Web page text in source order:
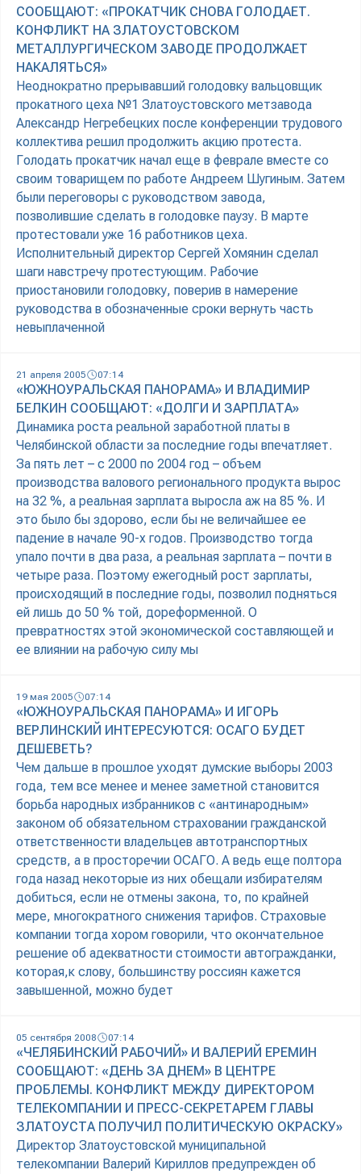
СООБЩАЮТ: «ПРОКАТЧИК СНОВА ГОЛОДАЕТ.
КОНФЛИКТ НА ЗЛАТОУСТОВСКОМ
МЕТАЛЛУРГИЧЕСКОМ ЗАВОДЕ ПРОДОЛЖАЕТ
НАКАЛЯТЬСЯ»
Неоднократно прерывавший голодовку вальцовщик
прокатного цеха №1 Златоустовского метзавода
Александр Негребецких после конференции трудового
коллектива решил продолжить акцию протеста.
Голодать прокатчик начал еще в феврале вместе со
своим товарищем по работе Андреем Шугиным. Затем
были переговоры с руководством завода,
позволившие сделать в голодовке паузу. В марте
протестовали уже 16 работников цеха.
Исполнительный директор Сергей Хомянин сделал
шаги навстречу протестующим. Рабочие
приостановили голодовку, поверив в намерение
руководства в обозначенные сроки вернуть часть
невыплаченной
21 апреля 2005 07:14
«ЮЖНОУРАЛЬСКАЯ ПАНОРАМА» И ВЛАДИМИР
БЕЛКИН СООБЩАЮТ: «ДОЛГИ И ЗАРПЛАТА»
Динамика роста реальной заработной платы в
Челябинской области за последние годы впечатляет.
За пять лет – с 2000 по 2004 год – объем
производства валового регионального продукта вырос
на 32 %, а реальная зарплата выросла аж на 85 %. И
это было бы здорово, если бы не величайшее ее
падение в начале 90-х годов. Производство тогда
упало почти в два раза, а реальная зарплата – почти в
четыре раза. Поэтому ежегодный рост зарплаты,
происходящий в последние годы, позволил подняться
ей лишь до 50 % той, дореформенной. О
превратностях этой экономической составляющей и
ее влиянии на рабочую силу мы
19 мая 2005 07:14
«ЮЖНОУРАЛЬСКАЯ ПАНОРАМА» И ИГОРЬ
ВЕРЛИНСКИЙ ИНТЕРЕСУЮТСЯ: ОСАГО БУДЕТ
ДЕШЕВЕТЬ?
Чем дальше в прошлое уходят думские выборы 2003
года, тем все менее и менее заметной становится
борьба народных избранников с «антинародным»
законом об обязательном страховании гражданской
ответственности владельцев автотранспортных
средств, а в просторечии ОСАГО. А ведь еще полтора
года назад некоторые из них обещали избирателям
добиться, если не отмены закона, то, по крайней
мере, многократного снижения тарифов. Страховые
компании тогда хором говорили, что окончательное
решение об адекватности стоимости автогражданки,
которая,к слову, большинству россиян кажется
завышенной, можно будет
05 сентября 2008 07:14
«ЧЕЛЯБИНСКИЙ РАБОЧИЙ» И ВАЛЕРИЙ ЕРЕМИН
СООБЩАЮТ: «ДЕНЬ ЗА ДНЕМ» В ЦЕНТРЕ
ПРОБЛЕМЫ. КОНФЛИКТ МЕЖДУ ДИРЕКТОРОМ
ТЕЛЕКОМПАНИИ И ПРЕСС-СЕКРЕТАРЕМ ГЛАВЫ
ЗЛАТОУСТА ПОЛУЧИЛ ПОЛИТИЧЕСКУЮ ОКРАСКУ»
Директор Златоустовской муниципальной
телекомпании Валерий Кириллов предупрежден об